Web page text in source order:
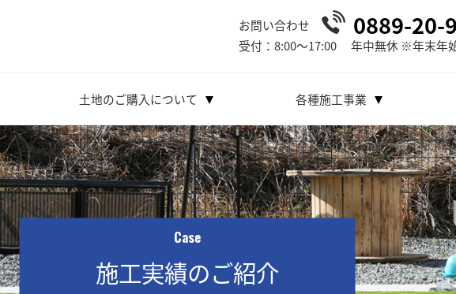
お問い合わせ 0889-20-
受付：8:00～17:00 年中無休 ※年末年
土地のご購入について 各種施工事業
Case
施工実績のご紹介